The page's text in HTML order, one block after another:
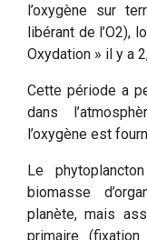
l’oxygène sur
libérant de l’O2),
Oxydation » il y a
Cette période a
dans
l’oxygène est
Le
biomasse
planète, mais
primaire